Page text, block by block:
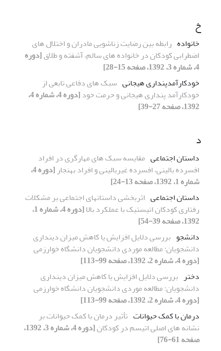
خ
خانواده رابطه بین رضایت زناشویی مادران و اختلال های
اضطرابی کودکان در خانواده های سالم، آشفته و طلاق[دوره
4، شماره 3، 1392، صفحه 15-28]
خودکارآمدپنداری هیجانی سبک های دفاعی تابعی از
خودکارآمد پنداری هیجانی و حرمت خود
[دوره 4، شماره 4،
1392، صفحه 27-39]
د
داستان اجتماعی مقایسه سبک های مهارگری در افراد
افسرده بالینی، افسرده غیربالینی و افراد بهنجار
[دوره 4،
شماره 1، 1392، صفحه 13-24]
داستان اجتماعی اثربخشی داستان‏های اجتماعی بر مشکلات
رفتاری کودکان اتیستیک با عملکرد بالا
[دوره 4، شماره 1،
1392، صفحه 39-54]
دانشجو بررسی دلایل افزایش یا کاهش میزان دینداری
دانشجویان: مطالعه موردی دانشجویان دانشگاه خوارزمی
[دوره 4، شماره 2، 1392، صفحه 99-113]
دختر بررسی دلایل افزایش یا کاهش میزان دینداری
دانشجویان: مطالعه موردی دانشجویان دانشگاه خوارزمی
[دوره 4، شماره 2، 1392، صفحه 99-113]
درمان با کمک حیوانات تأثیر درمان با کمک حیوانات بر
نشانه های اصلی اتیسم در کودکان
[دوره 4، شماره 3، 1392،
صفحه 61-76]